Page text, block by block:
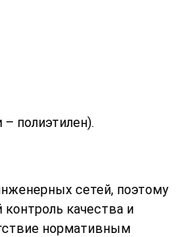
полиэтилен).
сетей, поэтому
качества и
нормативным